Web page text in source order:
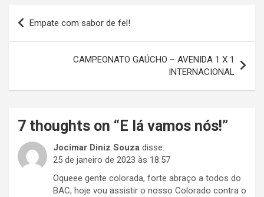
Navegação
de
Empate com sabor de fel!
CAMPEONATO GAÚCHO – AVENIDA 1 X 1
INTERNACIONAL
7 thoughts on “ E lá vamos nós!”
Jocimar Diniz Souza disse:
25 de janeiro de 2023 às 18:57
Oqueee gente colorada, forte abraço a todos do
BAC, hoje vou assistir o nosso Colorado contra o